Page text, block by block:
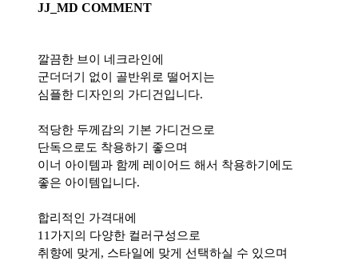
JJ_MD COMMENT
깔끔한 브이 네크라인에
군더더기 없이 골반위로 떨어지는
심플한 디자인의 가디건입니다.
적당한 두께감의 기본 가디건으로
단독으로도 착용하기 좋으며
이너 아이템과 함께 레이어드 해서 착용하기에도
좋은 아이템입니다.
합리적인 가격대에
11가지의 다양한 컬러구성으로
취향에 맞게, 스타일에 맞게 선택하실 수 있으며